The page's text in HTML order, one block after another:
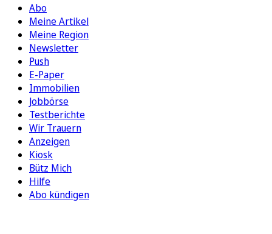
Abo
Meine Artikel
Meine Region
Newsletter
Push
E-Paper
Immobilien
Jobbörse
Testberichte
Wir Trauern
Anzeigen
Kiosk
Bütz Mich
Hilfe
Abo kündigen